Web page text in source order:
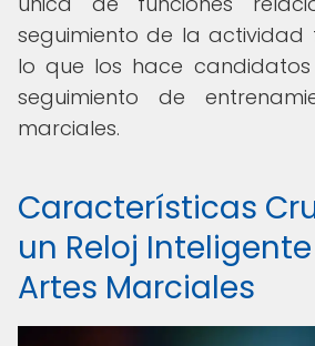
seguimiento de la actividad
lo que los hace
seguimiento de
marciales.
Características
un Reloj
Artes Marciales